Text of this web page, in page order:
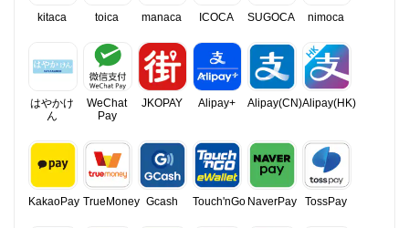
kitaca toica manaca ICOCA SUGOCA nimoca
はやかけ
ん
WeChat
Pay
JKOPAY Alipay+ Alipay(CN)Alipay(HK)
KakaoPay TrueMoney Gcash Touch'nGo NaverPay TossPay